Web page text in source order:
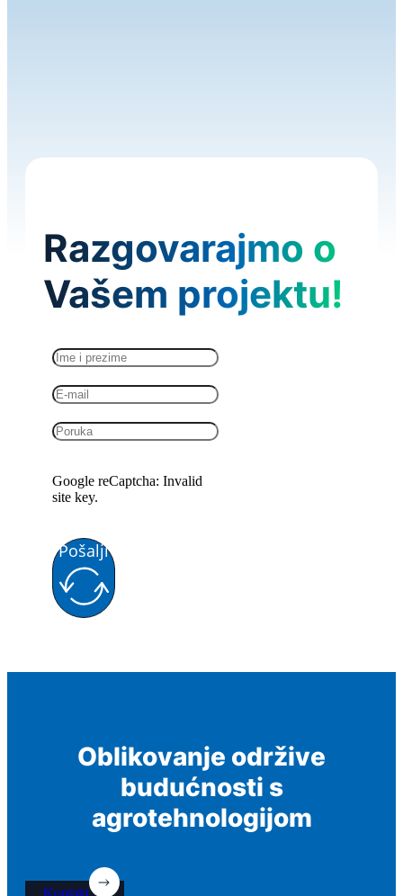
Razgovarajmo o
Vašem projektu!
Google reCaptcha: Invalid
site key.
Pošalji
Oblikovanje održive
budućnosti s
agrotehnologijom
Kontakt